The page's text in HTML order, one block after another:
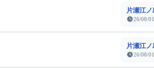
片瀬江
26/08/
片瀬江
26/08/